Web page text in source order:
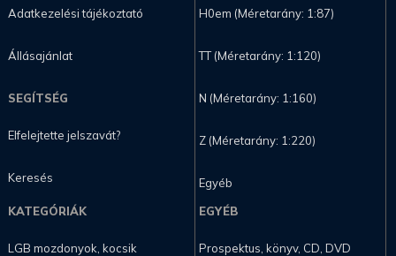
Adatkezelési tájékoztató
Állásajánlat
SEGÍTSÉG
Elfelejtette jelszavát?
Keresés
H0em (Méretarány: 1:87)
TT (Méretarány: 1:120)
N (Méretarány: 1:160)
Z (Méretarány: 1:220)
Egyéb
KATEGÓRIÁK
LGB mozdonyok, kocsik
EGYÉB
Prospektus, könyv, CD, DVD